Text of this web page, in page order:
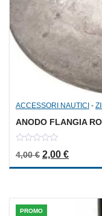
ACCESSORI NAUTICI -
ANODO FLANGIA
out
of
4,00€ Il prezzo
2,00 €Il
PROMO